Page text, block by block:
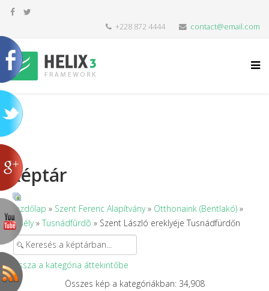
+228 872 4444 contact@email.com
Képtár
Kezdőlap » Szent Ferenc Alapítvány» Otthonaink (Bentlakó) »
Erdély» Tusnádfûrdõ » Szent László ereklyéje Tusnádfürdőn
Vissza a kategória áttekintőbe
Összes kép a kategóriákban: 34,908